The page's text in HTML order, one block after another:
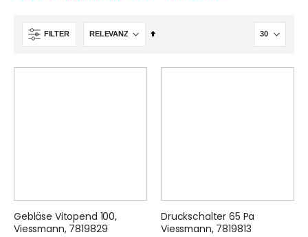
FILTER
In
Gebläse Vitopend 100,
Viessmann, 7819829
Druckschalter 65 Pa
Viessmann, 7819813